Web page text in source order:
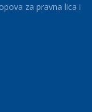
za pravna lica i